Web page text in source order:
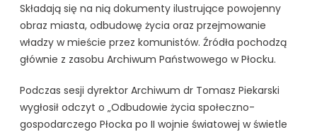
Składają się na nią dokumenty ilustrujące powojenny
obraz miasta, odbudowę życia oraz przejmowanie
władzy w mieście przez komunistów. Źródła pochodzą
głównie z zasobu Archiwum Państwowego w Płocku.
Podczas sesji dyrektor Archiwum dr Tomasz Piekarski
wygłosił odczyt o „Odbudowie życia społeczno-
gospodarczego Płocka po II wojnie światowej w świetle